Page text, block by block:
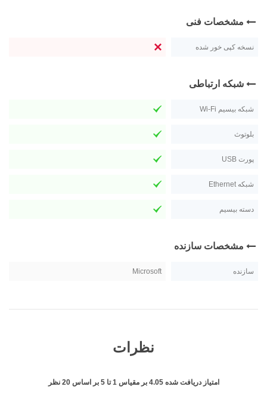
مشخصات فنی
نسخه کپی خور شده
شبکه ارتباطی
شبکه بیسیم Wi-Fi
بلوتوث
پورت USB
شبکه Ethernet
دسته بیسیم
مشخصات سازنده
سازنده Microsoft
نظرات
امتیاز دریافت شده4.05 بر مقیاس 1تا5 بر اساس20 نظر